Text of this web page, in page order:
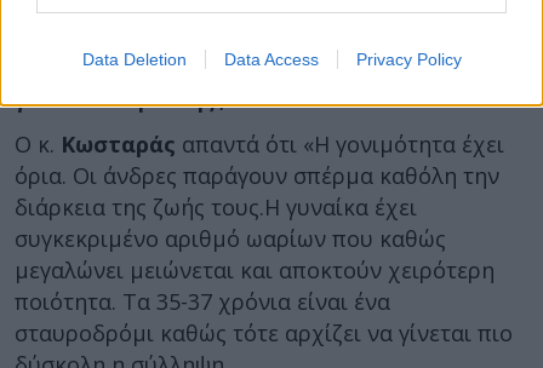
Data Deletion Data Access Privacy Policy
εγκυμοσύνης ειναι 40-50%».
Πότε είναι η σωστή ηλικία να καταψύξει η
γυναίκα ωάριά της ;
Ο κ. Κωσταράς απαντά ότι «Η γονιμότητα έχει
όρια. Οι άνδρες παράγουν σπέρμα καθόλη την
διάρκεια της ζωής τους.Η γυναίκα έχει
συγκεκριμένο αριθμό ωαρίων που καθώς
μεγαλώνει μειώνεται και αποκτούν χειρότερη
ποιότητα. Τα 35-37 χρόνια είναι ένα
σταυροδρόμι καθώς τότε αρχίζει να γίνεται πιο